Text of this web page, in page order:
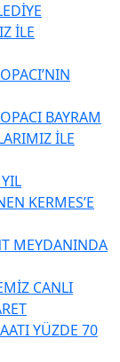
İLE
BAYRAM
İLE
KERMES’E
MEYDANINDA
CANLI
YÜZDE 70